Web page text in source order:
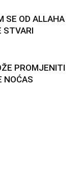
SE OD ALLAHA
STVARI
PROMJENITI
NOĆAS